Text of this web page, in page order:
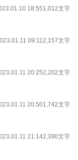
18:551,012文字
09:112,157文字
20:252,202文字
20:501,742文字
21:142,390文字